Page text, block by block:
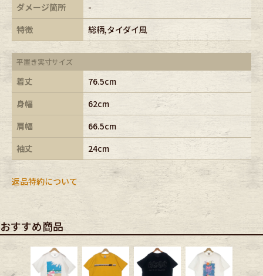
ダメージ箇所
-
特徴
総柄,タイダイ風
平置き実寸サイズ
着丈
76.5cm
身幅
62cm
肩幅
66.5cm
袖丈
24cm
返品特約について
おすすめ商品